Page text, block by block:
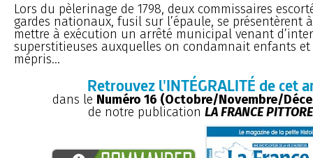
Lors du pèlerinage de 1798, deux commissaires
gardes nationaux, fusil sur l’épaule, se présentèrent
mettre à exécution un arrêté municipal venant
superstitieuses auxquelles on condamnait enfants et
mépris...
Retrouvez l'INTÉGRALITÉ de cet
dans le Numéro 16 (Octobre/Novembre/
de notre publication LA FRANCE